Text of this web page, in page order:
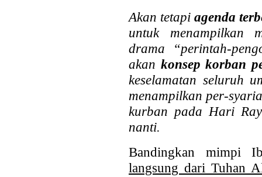
Akan tetapi agenda
untuk menampilkan
drama “perintah-
akan konsep korban
keselamatan seluruh
menampilkan per-
kurban pada Hari
nanti.
Bandingkan mimpi
langsung dari Tuhan